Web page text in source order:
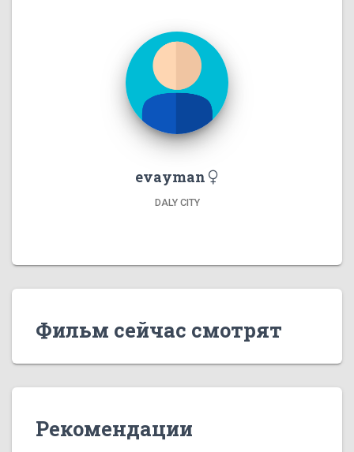
evayman
DALY CITY
Фильм сейчас смотрят
Рекомендации